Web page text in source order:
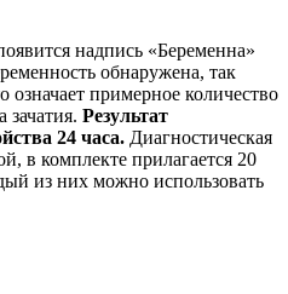
надпись «Беременна»
обнаружена, так
означает примерное количество
Результат
24 часа. Диагностическая
в комплекте прилагается 20
из них можно использовать